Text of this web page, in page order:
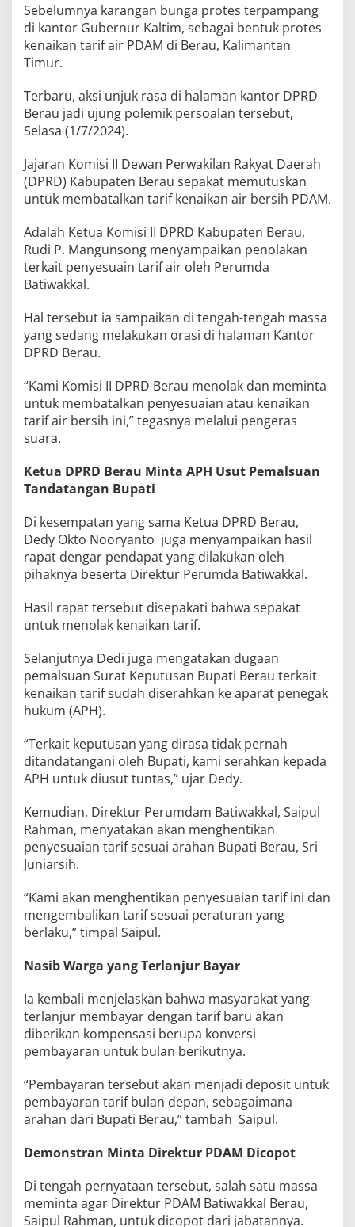
Sebelumnya karangan bunga protes terpampang
di kantor Gubernur Kaltim, sebagai bentuk protes
kenaikan tarif air PDAM di Berau, Kalimantan
Timur.
Terbaru, aksi unjuk rasa di halaman kantor DPRD
Berau jadi ujung polemik persoalan tersebut,
Selasa (1/7/2024).
Jajaran Komisi II Dewan Perwakilan Rakyat Daerah
(DPRD) Kabupaten Berau sepakat memutuskan
untuk membatalkan tarif kenaikan air bersih PDAM.
Adalah Ketua Komisi II DPRD Kabupaten Berau,
Rudi P. Mangunsong menyampaikan penolakan
terkait penyesuain tarif air oleh Perumda
Batiwakkal.
Hal tersebut ia sampaikan di tengah-tengah massa
yang sedang melakukan orasi di halaman Kantor
DPRD Berau.
“Kami Komisi II DPRD Berau menolak dan meminta
untuk membatalkan penyesuaian atau kenaikan
tarif air bersih ini,” tegasnya melalui pengeras
suara.
Ketua DPRD Berau Minta APH Usut Pemalsuan
Tandatangan Bupati
Di kesempatan yang sama Ketua DPRD Berau,
Dedy Okto Nooryanto juga menyampaikan hasil
rapat dengar pendapat yang dilakukan oleh
pihaknya beserta Direktur Perumda Batiwakkal.
Hasil rapat tersebut disepakati bahwa sepakat
untuk menolak kenaikan tarif.
Selanjutnya Dedi juga mengatakan dugaan
pemalsuan Surat Keputusan Bupati Berau terkait
kenaikan tarif sudah diserahkan ke aparat penegak
hukum (APH).
“Terkait keputusan yang dirasa tidak pernah
ditandatangani oleh Bupati, kami serahkan kepada
APH untuk diusut tuntas,” ujar Dedy.
Kemudian, Direktur Perumdam Batiwakkal, Saipul
Rahman, menyatakan akan menghentikan
penyesuaian tarif sesuai arahan Bupati Berau, Sri
Juniarsih.
“Kami akan menghentikan penyesuaian tarif ini dan
mengembalikan tarif sesuai peraturan yang
berlaku,” timpal Saipul.
Nasib Warga yang Terlanjur Bayar
Ia kembali menjelaskan bahwa masyarakat yang
terlanjur membayar dengan tarif baru akan
diberikan kompensasi berupa konversi
pembayaran untuk bulan berikutnya.
“Pembayaran tersebut akan menjadi deposit untuk
pembayaran tarif bulan depan, sebagaimana
arahan dari Bupati Berau,” tambah Saipul.
Demonstran Minta Direktur PDAM Dicopot
Di tengah pernyataan tersebut, salah satu massa
meminta agar Direktur PDAM Batiwakkal Berau,
Saipul Rahman, untuk dicopot dari jabatannya.